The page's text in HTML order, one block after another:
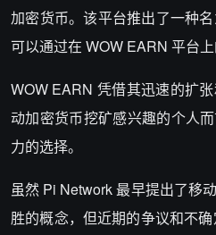
加密货币。该平台推出了一种
可以通过在 WOW EARN 平台
WOW EARN 凭借其迅速的扩
动加密货币挖矿感兴趣的个人
力的选择。
虽然 Pi Network最早提出了移
胜的概念，但近期的争议和不